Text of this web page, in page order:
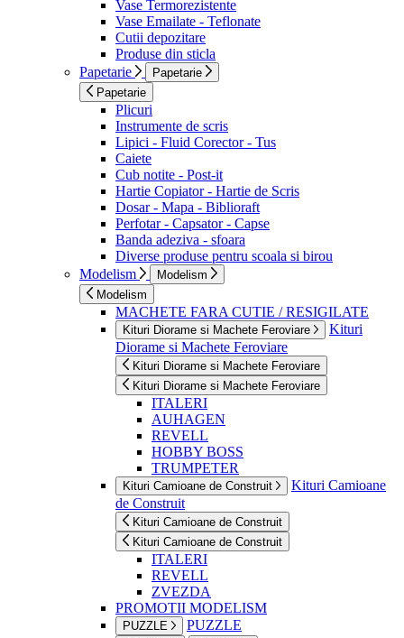
Vase Termorezistente
Vase Emailate - Teflonate
Cutii depozitare
Produse din sticla
Papetarie
Papetarie
Papetarie
Plicuri
Instrumente de scris
Lipici - Fluid Corector - Tus
Caiete
Cub notite - Post-it
Hartie Copiator - Hartie de Scris
Dosar - Mapa - Biblioraft
Perfotar - Capsator - Capse
Banda adeziva - sfoara
Diverse produse pentru scoala si birou
Modelism
Modelism
Modelism
MACHETE FARA CUTIE / RESIGILATE
Kituri Diorame si Machete Feroviare
Kituri
Diorame si Machete Feroviare
Kituri Diorame si Machete Feroviare
Kituri Diorame si Machete Feroviare
ITALERI
AUHAGEN
REVELL
HOBBY BOSS
TRUMPETER
Kituri Camioane de Construit
Kituri Camioane
de Construit
Kituri Camioane de Construit
Kituri Camioane de Construit
ITALERI
REVELL
ZVEZDA
PROMOTII MODELISM
PUZZLE PUZZLE